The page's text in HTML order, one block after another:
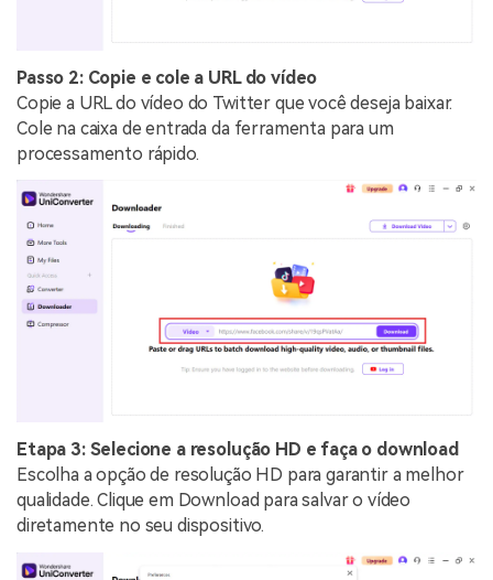
Passo 2: Copie e cole a URL do vídeo
Copie a URL do vídeo do Twitter que você deseja baixar.
Cole na caixa de entrada da ferramenta para um
processamento rápido.
Etapa 3: Selecione a resolução HD e faça o download
Escolha a opção de resolução HD para garantir a melhor
qualidade. Clique em Download para salvar o vídeo
diretamente no seu dispositivo.